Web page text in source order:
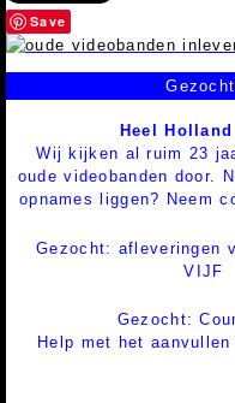
Save
Heel
Wij kijken al ruim 23
oude videobanden door.
opnames liggen? Neem
Gezocht: afleveringen
VIJF
Gezocht:
Help met het